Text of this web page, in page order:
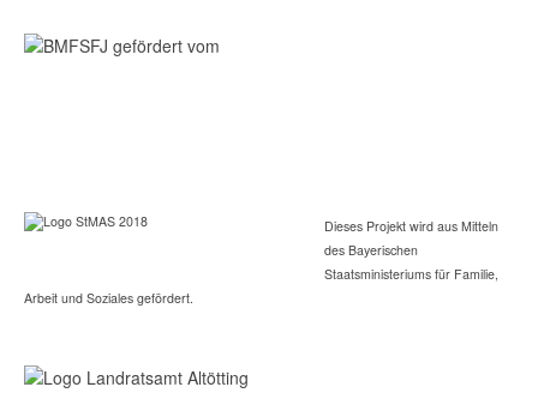
Dieses Projekt wird aus Mitteln
des Bayerischen
Staatsministeriums für Familie,
Arbeit und Soziales gefördert.